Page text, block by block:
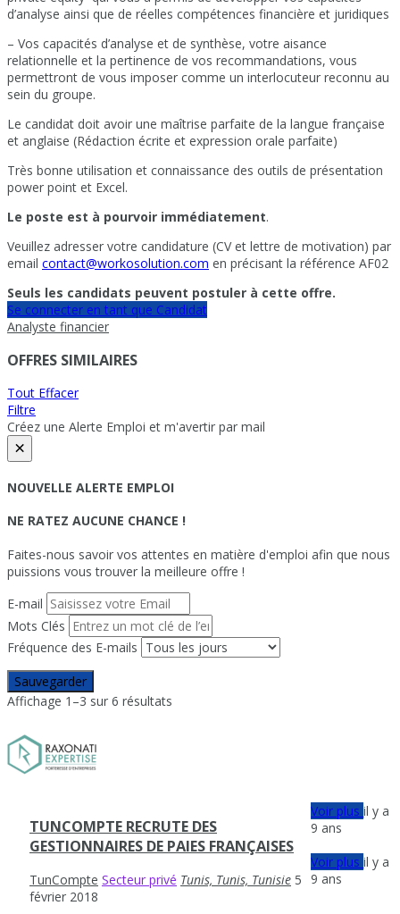
d’analyse ainsi que de réelles compétences financière et juridiques
– Vos capacités d’analyse et de synthèse, votre aisance
relationnelle et la pertinence de vos recommandations, vous
permettront de vous imposer comme un interlocuteur reconnu au
sein du groupe.
Le candidat doit avoir une maîtrise parfaite de la langue française
et anglaise (Rédaction écrite et expression orale parfaite)
Très bonne utilisation et connaissance des outils de présentation
power point et Excel.
Le poste est à pourvoir immédiatement.
Veuillez adresser votre candidature (CV et lettre de motivation) par
email contact@workosolution.com en précisant la référence AF02
Seuls les candidats peuvent postuler à cette offre.
Se connecter en tant que Candidat
Analyste financier
OFFRES SIMILAIRES
Tout Effacer
Filtre
Créez une Alerte Emploi et m'avertir par mail
×
NOUVELLE ALERTE EMPLOI
NE RATEZ AUCUNE CHANCE !
Faites-nous savoir vos attentes en matière d'emploi afin que nous
puissions vous trouver la meilleure offre !
E-mail
Mots Clés
Fréquence des E-mails
Sauvegarder
Affichage 1–3 sur 6 résultats
TUNCOMPTE RECRUTE DES
GESTIONNAIRES DE PAIES FRANÇAISES
TunCompte Secteur privé Tunis, Tunis, Tunisie 5
février 2018
Voir plusil y a
9 ans
Voir plusil y a
9 ans